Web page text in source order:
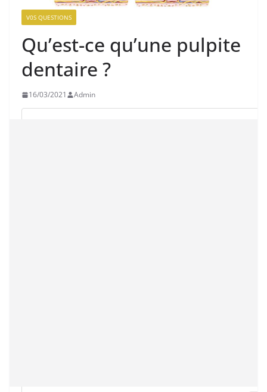
V0S QUESTIONS
Qu’est-ce qu’une pulpite
dentaire ?
16/03/2021 Admin